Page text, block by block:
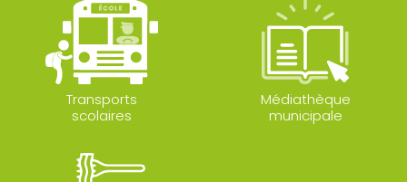
Transports
scolaires
Médiathèque
municipale